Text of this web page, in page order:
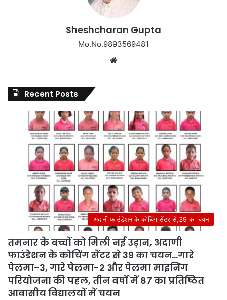
Sheshcharan Gupta
Mo.No.9893569481
Recent Posts
अदानी फाउंडेशन के कोचिंग सेंटर से,39 का चयन
तमनार के बच्चों को मिली नई उड़ान, अदाणी
फाउंडेशन के कोचिंग सेंटर से 39 का चयन…गारे
पेलमा-3, गारे पेलमा-2 और पेलमा माइनिंग
परियोजना की पहल, तीन वर्षों में 87 का प्रतिष्ठित
आवासीय विद्यालयों में चयन